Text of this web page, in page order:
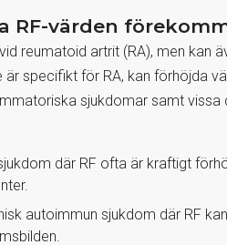
RF-värden
reumatoid artrit (RA), men kan
specifikt för RA, kan förhöjda
sjukdomar samt vissa
där RF ofta är kraftigt
autoimmun sjukdom där RF